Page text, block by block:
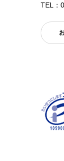
TEL：